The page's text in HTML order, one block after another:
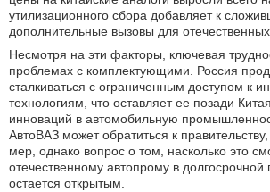
утилизационного сбора добавляет к
дополнительные вызовы для
Несмотря на эти факторы, ключевая
проблемах с комплектующими. Россия
сталкиваться с ограниченным доступом к
технологиям, что оставляет ее позади
инноваций в автомобильную
АвтоВАЗ может обратиться к
мер, однако вопрос о том, насколько это
отечественному автопрому в долгосрочной
остается открытым.